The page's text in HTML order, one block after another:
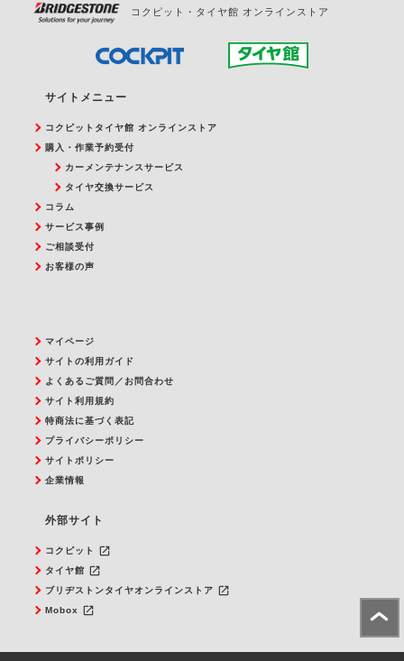
コクピット・タイヤ館 オンラインストア
サイトメニュー
コクピットタイヤ館 オンラインストア
購入・作業予約受付
カーメンテナンスサービス
タイヤ交換サービス
コラム
サービス事例
ご相談受付
お客様の声
マイページ
サイトの利用ガイド
よくあるご質問／お問合わせ
サイト利用規約
特商法に基づく表記
プライバシーポリシー
サイトポリシー
企業情報
外部サイト
コクピット launch
タイヤ館 launch
ブリヂストンタイヤオンラインストア launch
Mobox launch